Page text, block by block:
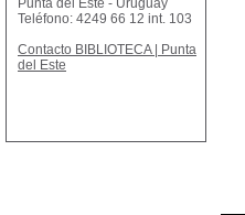
Punta del Este - Uruguay
Teléfono: 4249 66 12 int. 103
Contacto BIBLIOTECA | Punta
del Este